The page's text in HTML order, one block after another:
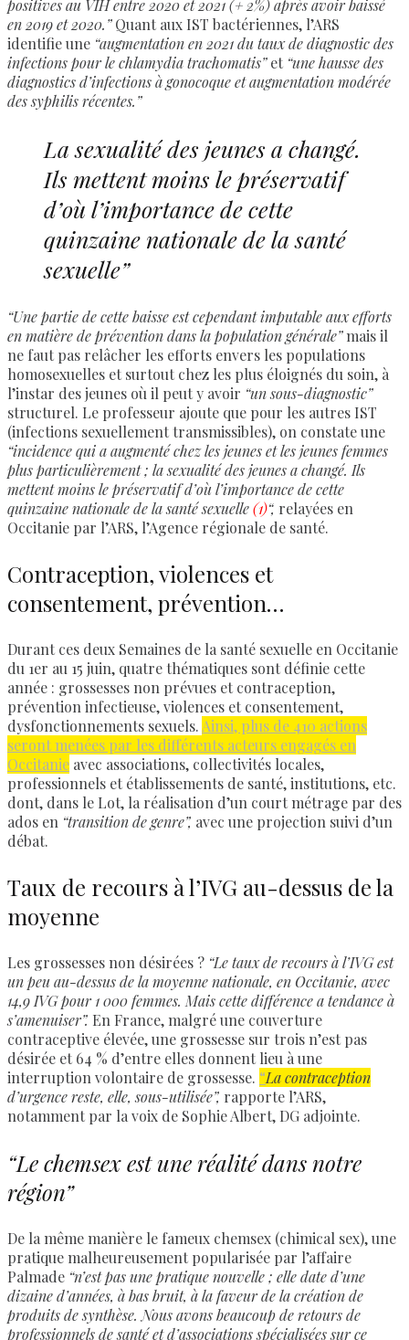
positives au VIH entre 2020 et 2021 (+ 2%) après avoir baissé
en 2019 et 2020.”Quant aux IST bactériennes, l’ARS
identifieune “augmentation en 2021 du taux de diagnostic des
infections pour le chlamydia trachomatis”et “une hausse des
diagnostics d’infections à gonocoque et augmentation modérée
des syphilis récentes.”
La sexualité des jeunes a changé.
Ils mettent moins le préservatif
d’où l’importance de cette
quinzaine nationale de la santé
sexuelle”
“Une partie de cette baisse est cependant imputable aux efforts
en matière de prévention dans la population générale”mais il
ne faut pas relâcher les efforts envers les populations
homosexuelles et surtout chez les plus éloignés du soin, à
l’instar des jeunes où il peut y avoir “un sous-diagnostic”
structurel. Le professeur ajoute que pour les autres IST
(infections sexuellement transmissibles), on constate une
“incidence qui a augmenté chez les jeunes et les jeunes femmes
plus particulièrement ; la sexualité des jeunes a changé. Ils
mettent moins le préservatif d’où l’importance de cette
quinzaine nationale de la santé sexuelle(1)“, relayées en
Occitanie par l’ARS, l’Agence régionale de santé.
Contraception, violences et
consentement, prévention…
Durant ces deux Semaines de la santé sexuelle en Occitanie
du 1er au 15 juin, quatre thématiques sont définie cette
année : grossesses non prévues et contraception,
prévention infectieuse, violences et consentement,
dysfonctionnements sexuels. Ainsi, plus de 410 actions
seront menées par les différents acteurs engagés en
Occitanie avec associations, collectivités locales,
professionnels et établissements de santé, institutions, etc.
dont, dans le Lot, la réalisation d’un court métrage par des
ados en “transition de genre”, avec une projection suivi d’un
débat.
Taux de recours à l’IVG au-dessus de la
moyenne
Les grossesses non désirées ? “Le taux de recours à l’IVG est
un peu au-dessus de la moyenne nationale, en Occitanie, avec
14,9 IVG pour 1 000 femmes. Mais cette différence a tendance à
s’amenuiser”. En France, malgré une couverture
contraceptive élevée, une grossesse sur trois n’est pas
désirée et 64 % d’entre elles donnent lieu à une
interruption volontaire de grossesse. “La contraception
d’urgence reste, elle, sous-utilisée”, rapporte l’ARS,
notamment par la voix de Sophie Albert, DG adjointe.
“Le chemsex est une réalité dans notre
région”
De la même manière le fameux chemsex (chimical sex), une
pratique malheureusement popularisée par l’affaire
Palmade “n’est pas une pratique nouvelle ; elle date d’une
dizaine d’années, à bas bruit, à la faveur de la création de
produits de synthèse. Nous avons beaucoup de retours de
professionnels de santé et d’associations spécialisées sur ce